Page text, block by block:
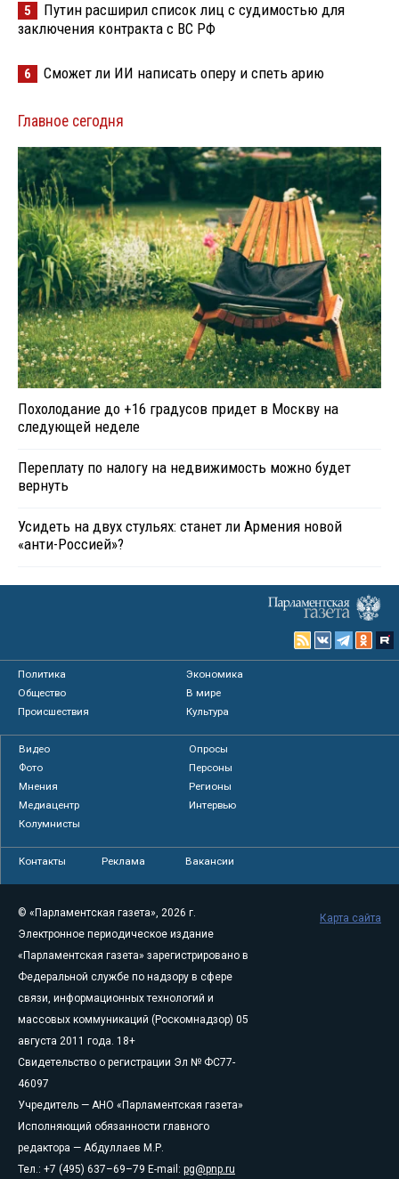
5
Путин расширил список лиц с судимостью для
заключения контракта с ВС РФ
6 Сможет ли ИИ написать оперу и спеть арию
Главное сегодня
Похолодание до +16 градусов придет в Москву на
следующей неделе
Переплату по налогу на недвижимость можно будет
вернуть
Усидеть на двух стульях: станет ли Армения новой
«анти-Россией»?
Политика
Экономика
Общество
В мире
Происшествия
Культура
Видео
Опросы
Фото
Персоны
Мнения
Регионы
Медиацентр
Интервью
Колумнисты
Контакты Реклама Вакансии
© «Парламентская газета», 2026 г.
Электронное периодическое издание
«Парламентская газета» зарегистрировано в
Федеральной службе по надзору в сфере
связи, информационных технологий и
массовых коммуникаций (Роскомнадзор) 05
августа 2011 года. 18+
Свидетельство о регистрации Эл № ФС77-
46097
Учредитель — АНО «Парламентская газета»
Исполняющий обязанности главного
редактора — Абдуллаев М.Р.
Тел.: +7 (495) 637–69–79 E-mail: pg@pnp.ru
Карта сайта